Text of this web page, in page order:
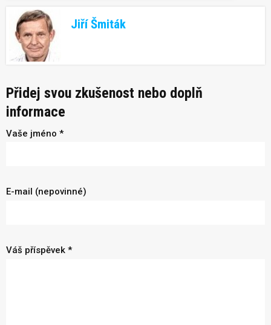
Jiří Šmiták
Přidej svou zkušenost nebo doplň
informace
Vaše jméno *
E-mail (nepovinné)
Váš příspěvek *